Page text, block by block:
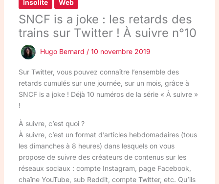
Insolite Web
SNCF is a joke : les retards des
trains sur Twitter ! À suivre n°10
Hugo Bernard / 10 novembre 2019
Sur Twitter, vous pouvez connaître l’ensemble des
retards cumulés sur une journée, sur un mois, grâce à
SNCF is a joke ! Déjà 10 numéros de la série « À suivre »
!
À suivre, c’est quoi ?
À suivre, c’est un format d’articles hebdomadaires (tous
les dimanches à 8 heures) dans lesquels on vous
propose de suivre des créateurs de contenus sur les
réseaux sociaux : compte Instagram, page Facebook,
chaîne YouTube, sub Reddit, compte Twitter, etc. Qu’ils